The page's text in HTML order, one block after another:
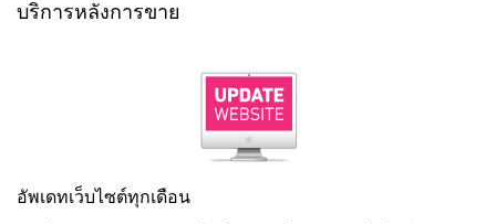
บริการหลังการขาย
อัพเดทเว็บไซต์ทุกเดือน